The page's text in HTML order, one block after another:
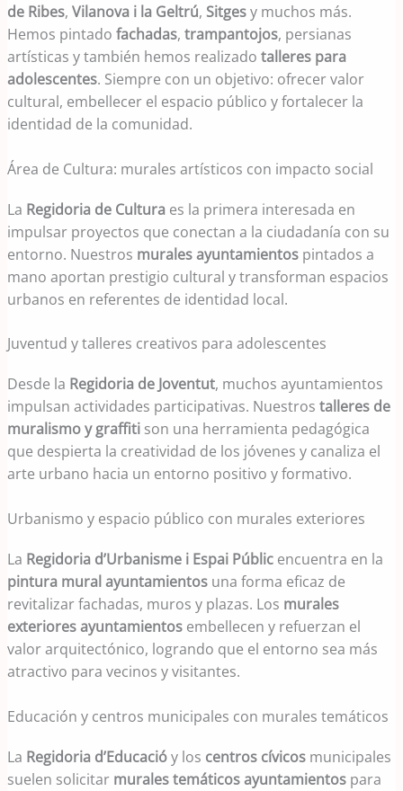
de Ribes,Vilanova i la Geltrú, Sitgesy muchos más.
Hemos pintadofachadas,trampantojos, persianas
artísticas y también hemos realizadotalleres para
adolescentes. Siempre con un objetivo: ofrecer valor
cultural, embellecer el espacio público y fortalecer la
identidad de la comunidad.
Área de Cultura: murales artísticos con impacto social
La Regidoria de Cultura es la primera interesada en
impulsar proyectos que conectan a la ciudadanía con su
entorno. Nuestros murales ayuntamientos pintados a
mano aportan prestigio cultural y transforman espacios
urbanos en referentes de identidad local.
Juventud y talleres creativos para adolescentes
Desde la Regidoria de Joventut, muchos ayuntamientos
impulsan actividades participativas. Nuestrostalleres de
muralismo y graffiti son una herramienta pedagógica
que despierta la creatividad de los jóvenes y canaliza el
arte urbano hacia un entorno positivo y formativo.
Urbanismo y espacio público con murales exteriores
La Regidoria d’Urbanisme i Espai Públic encuentra en la
pintura mural ayuntamientos una forma eficaz de
revitalizar fachadas, muros y plazas. Los murales
exteriores ayuntamientos embellecen y refuerzan el
valor arquitectónico, logrando que el entorno sea más
atractivo para vecinos y visitantes.
Educación y centros municipales con murales temáticos
La Regidoria d’Educacióy los centros cívicos municipales
suelen solicitar murales temáticos ayuntamientos para